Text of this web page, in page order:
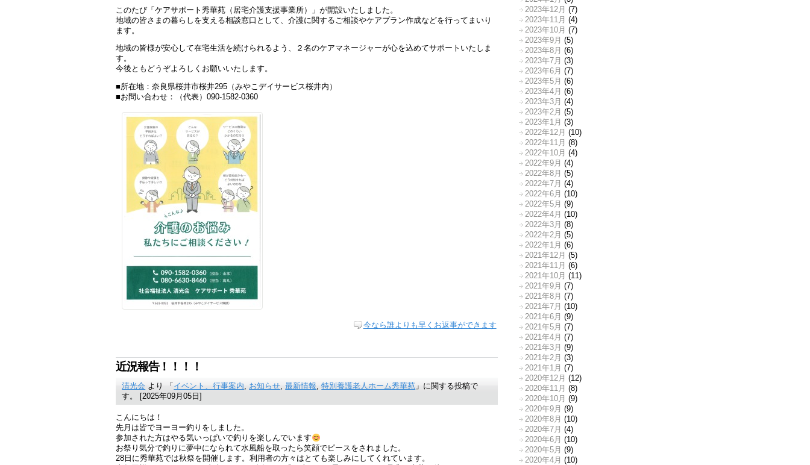
このたび「ケアサポート秀華苑（居宅介護支援事業所）」が開設いたしました。
地域の皆さまの暮らしを支える相談窓口として、介護に関するご相談やケアプラン作成などを行ってまいり
ます。
地域の皆様が安心して在宅生活を続けられるよう、２名のケアマネージャーが心を込めてサポートいたしま
す。
今後ともどうぞよろしくお願いいたします。
■所在地：奈良県桜井市桜井295（みやこデイサービス桜井内）
■お問い合わせ：（代表）090-1582-0360
今なら誰よりも早くお返事ができます
近況報告！！！！
清光会 より 「 イベント、行事案内, お知らせ,最新情報,特別養護老人ホーム秀華苑 」に関する投稿で
す。 [2025年09月05日]
こんにちは！
先月は皆でヨーヨー釣りをしました。
参加された方はやる気いっぱいで釣りを楽しんでいます
お祭り気分で釣りに夢中になられて水風船を取ったら笑顔でピースをされました。
28日に秀華苑では秋祭を開催します。利用者の方々はとても楽しみにしてくれています。
2023年12月 (7)
2023年11月 (4)
2023年10月 (7)
2023年9月 (5)
2023年8月 (6)
2023年7月 (3)
2023年6月 (7)
2023年5月 (6)
2023年4月 (6)
2023年3月 (4)
2023年2月 (5)
2023年1月 (3)
2022年12月 (10)
2022年11月 (8)
2022年10月 (4)
2022年9月 (4)
2022年8月 (5)
2022年7月 (4)
2022年6月 (10)
2022年5月 (9)
2022年4月 (10)
2022年3月 (8)
2022年2月 (5)
2022年1月 (6)
2021年12月 (5)
2021年11月 (6)
2021年10月 (11)
2021年9月 (7)
2021年8月 (7)
2021年7月 (10)
2021年6月 (9)
2021年5月 (7)
2021年4月 (7)
2021年3月 (9)
2021年2月 (3)
2021年1月 (7)
2020年12月 (12)
2020年11月 (8)
2020年10月 (9)
2020年9月 (9)
2020年8月 (10)
2020年7月 (4)
2020年6月 (10)
2020年5月 (9)
2020年4月 (10)